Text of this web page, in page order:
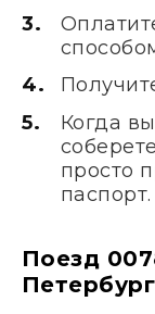
Когда
просто
паспорт.
Поезд
Петербург